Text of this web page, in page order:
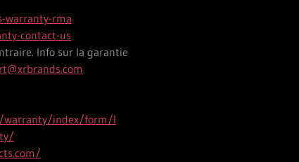
warranty-rma
contact-us
Info sur la garantie
warranty/index/form/I